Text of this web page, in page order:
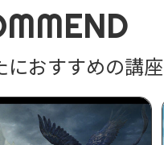
におすすめの講座